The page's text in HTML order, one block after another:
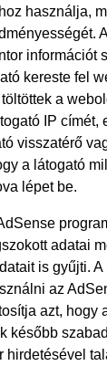
használja,
információt
kereste fel
a
IP címét,
visszatérő
a látogató
lépet be.
adatai
is gyűjti.
az
azt, hogy
később
hirdetésével